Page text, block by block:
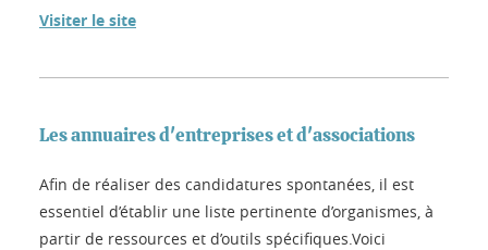
Visiter le site
Les annuaires d'entreprises et d'associations
Afin de réaliser des candidatures spontanées, il est
essentiel d’établir une liste pertinente d’organismes, à
partir de ressources et d’outils spécifiques.Voici